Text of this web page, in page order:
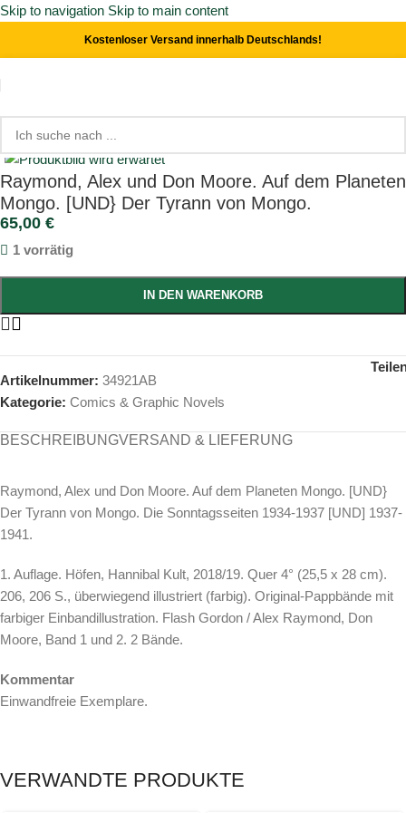
Skip to navigation Skip to main content
Kostenloser Versand innerhalb Deutschlands!
Start/ Comics & Graphic Novels
Click to enlarge
Raymond, Alex und Don Moore. Auf dem Planeten
Mongo. [UND} Der Tyrann von Mongo.
65,00 €
1 vorrätig
IN DEN WARENKORB
Artikelnummer: 34921AB
Kategorie: Comics & Graphic Novels
BESCHREIBUNGVERSAND & LIEFERUNG
Raymond, Alex und Don Moore. Auf dem Planeten Mongo. [UND}
Der Tyrann von Mongo. Die Sonntagsseiten 1934-1937 [UND] 1937-
1941.
1. Auflage. Höfen, Hannibal Kult, 2018/19. Quer 4° (25,5 x 28 cm).
206, 206 S., überwiegend illustriert (farbig). Original-Pappbände mit
farbiger Einbandillustration. Flash Gordon / Alex Raymond, Don
Moore, Band 1 und 2. 2 Bände.
Kommentar
Einwandfreie Exemplare.
VERWANDTE PRODUKTE